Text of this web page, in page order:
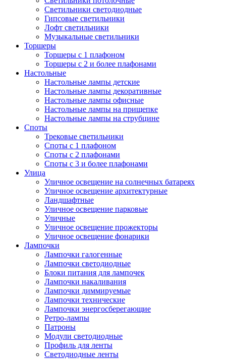
Светильники светодиодные
Гипсовые светильники
Лофт светильники
Музыкальные светильники
Торшеры
Торшеры с 1 плафоном
Торшеры с 2 и более плафонами
Настольные
Настольные лампы детские
Настольные лампы декоративные
Настольные лампы офисные
Настольные лампы на прищепке
Настольные лампы на струбцине
Споты
Трековые светильники
Споты с 1 плафоном
Споты с 2 плафонами
Споты с 3 и более плафонами
Улица
Уличное освещение на солнечных батареях
Уличное освещение архитектурные
Ландшафтные
Уличное освещение парковые
Уличные
Уличное освещение прожекторы
Уличное освещение фонарики
Лампочки
Лампочки галогенные
Лампочки светодиодные
Блоки питания для лампочек
Лампочки накаливания
Лампочки диммируемые
Лампочки технические
Лампочки энергосберегающие
Ретро-лампы
Патроны
Модули светодиодные
Профиль для ленты
Светодиодные ленты